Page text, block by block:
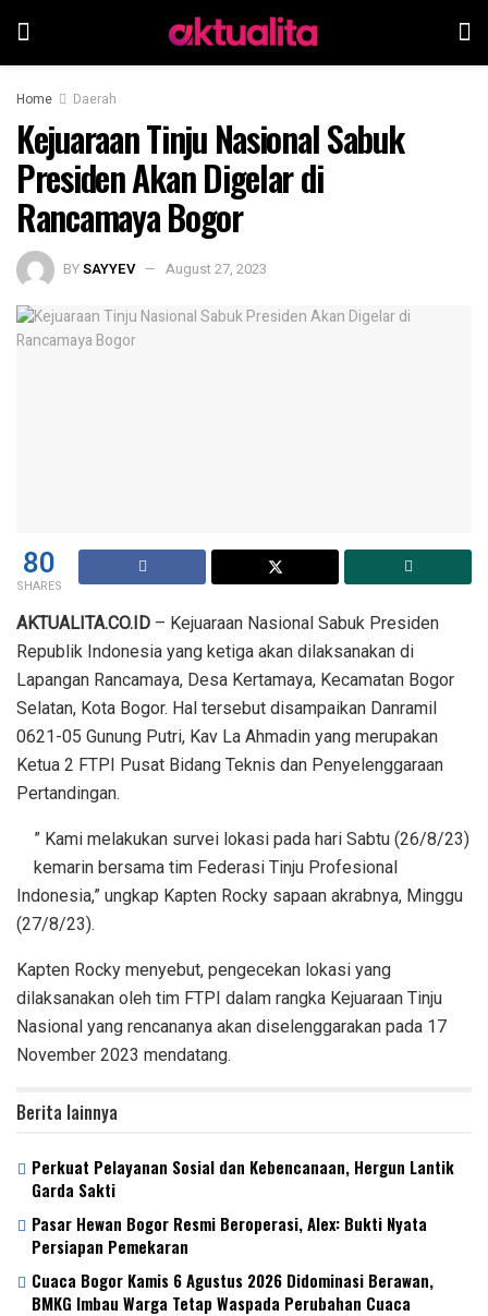
Home Daerah
Kejuaraan Tinju Nasional Sabuk
Presiden Akan Digelar di
Rancamaya Bogor
BYSAYYEV August 27, 2023
80
SHARES
AKTUALITA.CO.ID – Kejuaraan Nasional Sabuk Presiden
Republik Indonesia yang ketiga akan dilaksanakan di
Lapangan Rancamaya, Desa Kertamaya, Kecamatan Bogor
Selatan, Kota Bogor. Hal tersebut disampaikan Danramil
0621-05 Gunung Putri, Kav La Ahmadin yang merupakan
Ketua 2 FTPI Pusat Bidang Teknis dan Penyelenggaraan
Pertandingan.
” Kami melakukan survei lokasi pada hari Sabtu (26/8/23)
kemarin bersama tim Federasi Tinju Profesional
Indonesia,” ungkap Kapten Rocky sapaan akrabnya, Minggu
(27/8/23).
Kapten Rocky menyebut, pengecekan lokasi yang
dilaksanakan oleh tim FTPI dalam rangka Kejuaraan Tinju
Nasional yang rencananya akan diselenggarakan pada 17
November 2023 mendatang.
Berita lainnya
Perkuat Pelayanan Sosial dan Kebencanaan, Hergun Lantik
Garda Sakti
Pasar Hewan Bogor Resmi Beroperasi, Alex: Bukti Nyata
Persiapan Pemekaran
Cuaca Bogor Kamis 6 Agustus 2026 Didominasi Berawan,
BMKG Imbau Warga Tetap Waspada Perubahan Cuaca